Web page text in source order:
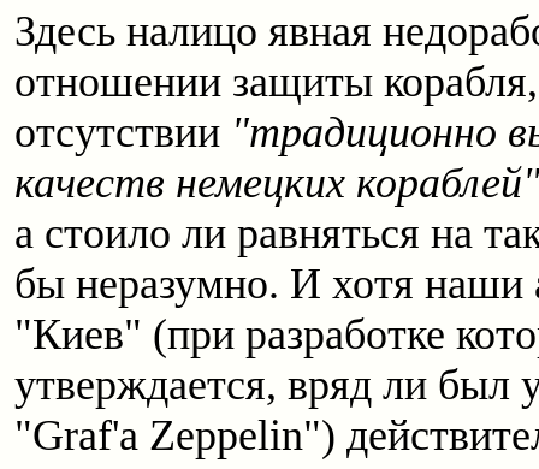
Здесь налицо явная
отношении защиты
отсутствии "традиционно
качеств немецких
а стоило ли равняться на
бы неразумно. И хотя наши
"Киев" (при разработке
утверждается, вряд ли был
"Graf'a Zeppelin")